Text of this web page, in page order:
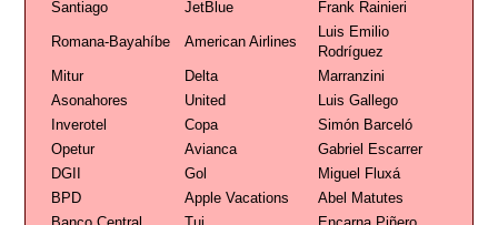
Santiago
JetBlue Frank Rainieri
Romana-Bayahíbe American Airlines
Luis Emilio
Rodríguez
Mitur
Delta
Marranzini
Asonahores
United
Luis Gallego
Inverotel
Copa
Simón Barceló
Opetur
Avianca
Gabriel Escarrer
DGII
Gol
Miguel Fluxá
BPD
Apple Vacations
Abel Matutes